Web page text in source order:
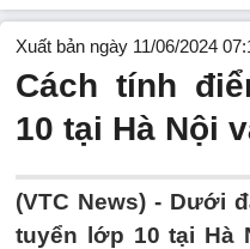
Xuất bản ngày 11/06/2024
Cách tính
10 tại Hà Nội
(VTC News) - Dưới
tuyển lớp 10 tại Hà